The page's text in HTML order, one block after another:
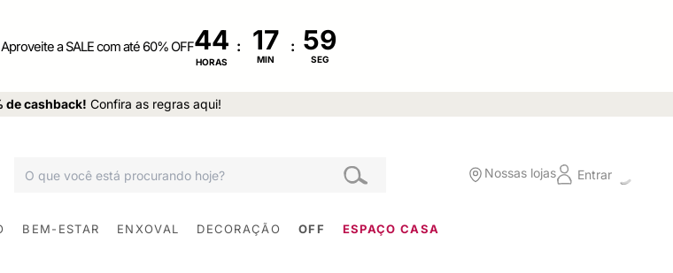
Aproveite a SALE com até 60% OFF44
HORAS
:
MIN
:
SEG
de cashback! Confira as regras aqui!
Nossas lojas Entrar
BEM-ESTAR ENXOVAL DECORAÇÃO OFF ESPAÇO CASA